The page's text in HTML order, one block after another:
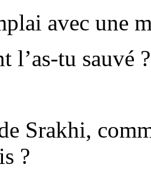
avec une
tu sauvé ?
Srakhi,
?